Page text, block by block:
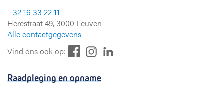
+32 16 33 22 11
Herestraat 49, 3000 Leuven
Alle contactgegevens
Vind ons ook op:
e
t
Raadpleging en opname